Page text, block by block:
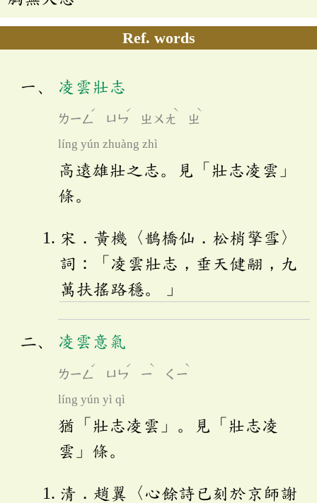
Ref. words
凌雲壯志
ㄌㄧㄥ
ˊ
ㄩㄣ
ˊ
ㄓㄨㄤ
ˋ
ㄓ
ˋ
líng yún zhuàng zhì
高遠雄壯之志。見「壯志凌雲」
條。
宋．黃機〈鵲橋仙．松梢擎雪〉
詞：「凌雲壯志，垂天健翮，九
萬扶搖路穩。 」
凌雲意氣
ㄌㄧㄥ
ˊ
ㄩㄣ
ˊ
ㄧ
ˋ
ㄑㄧ
ˋ
líng yún yì qì
猶「壯志凌雲」。見「壯志凌
雲」條。
清．趙翼〈心餘詩已刻於京師謝